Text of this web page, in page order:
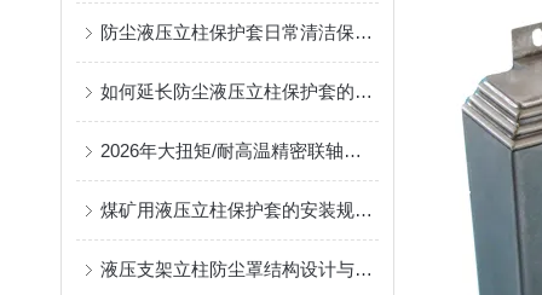
防尘液压立柱保护套日常清洁保养与更换规范
如何延长防尘液压立柱保护套的使用寿命？
2026年大扭矩/耐高温精密联轴器定制找哪家？能实现精准定制的优质厂家盘点
煤矿用液压立柱保护套的安装规范与使用寿命提升方案
液压支架立柱防尘罩结构设计与密封防护原理